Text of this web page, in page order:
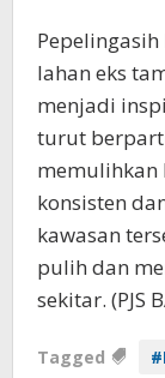
lahan eks
menjadi
turut
memulihkan
konsisten
kawasan
pulih dan
sekitar. (PJS
Tagged